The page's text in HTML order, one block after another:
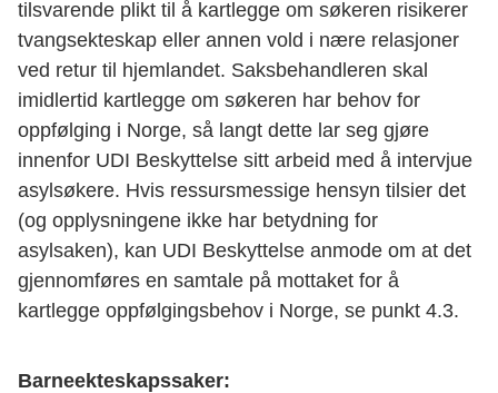
tilsvarende plikt til å kartlegge om søkeren risikerer
tvangsekteskap eller annen vold i nære relasjoner
ved retur til hjemlandet. Saksbehandleren skal
imidlertid kartlegge om søkeren har behov for
oppfølging i Norge, så langt dette lar seg gjøre
innenfor UDI Beskyttelse sitt arbeid med å intervjue
asylsøkere. Hvis ressursmessige hensyn tilsier det
(og opplysningene ikke har betydning for
asylsaken), kan UDI Beskyttelse anmode om at det
gjennomføres en samtale på mottaket for å
kartlegge oppfølgingsbehov i Norge, se punkt 4.3.
Barneekteskapssaker: